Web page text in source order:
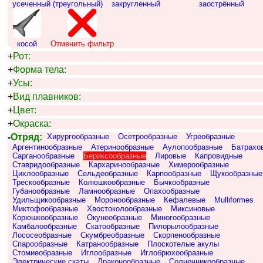
усеченный (треугольный) закругленный заострённый
косой Отменить фильтр
+Рот:
+Форма тела:
+Усы:
+Вид плавников:
+Цвет:
+Окраска:
-Отряд: Хирургообразные Осетрообразные
Угреобразные
Аргентинообразные
Атеринообразные Аулопообразные
Сарганообразные
Бериксообразные Лировые
Капровидные
Ставридообразные
Кархаринообразные
Химерообразные
Цихлообразные
Сельдеобразные Карпообразные
Щукообразные
Трескообразные
Колюшкообразные
Бычкообразные
Губанообразные
Ламнообразные
Опахообразные
Удильщикообразные
Моронообразные Кефалевые
Mulliformes
Миктофообразные
Хвостоколообразные
Миксиновые
Корюшкообразные
Окунеобразные
Миногообразные
Камбалообразные
Скатообразные
Пилорылообразные
Лососеобразные
Скумбреобразные
Скорпенообразные
Спарообразные
Катранообразные
Плоскотелые акулы
Стомиеобразные
Иглообразные
Иглобрюхообразные